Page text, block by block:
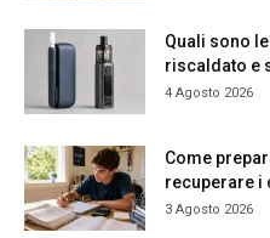
Quali sono
riscaldato e
4 Agosto 2026
Come
recuperare i
3 Agosto 2026